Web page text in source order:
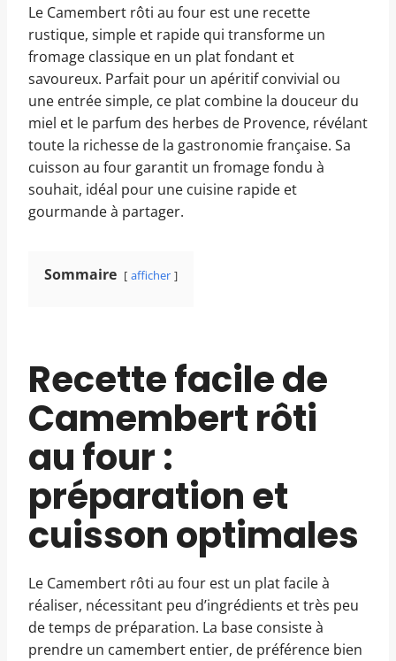
Le Camembert rôti au four est une recette
rustique, simple et rapide qui transforme un
fromage classique en un plat fondant et
savoureux. Parfait pour un apéritif convivial ou
une entrée simple, ce plat combine la douceur du
miel et le parfum des herbes de Provence, révélant
toute la richesse de la gastronomie française. Sa
cuisson au four garantit un fromage fondu à
souhait, idéal pour une cuisine rapide et
gourmande à partager.
Sommaire afficher
Recette facile de
Camembert rôti
au four :
préparation et
cuisson optimales
Le Camembert rôti au four est un plat facile à
réaliser, nécessitant peu d’ingrédients et très peu
de temps de préparation. La base consiste à
prendre un camembert entier, de préférence bien